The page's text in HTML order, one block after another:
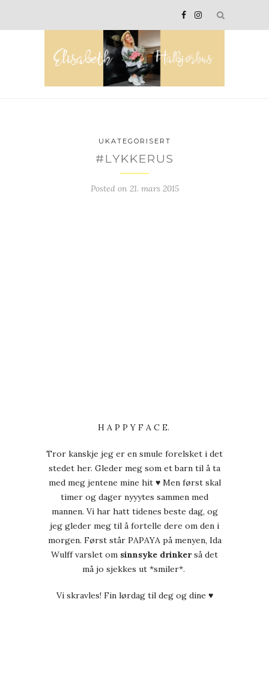
UKATEGORISERT
#LYKKERUS
Posted on 21. mars 2015
H A P P Y F A C E.
Tror kanskje jeg er en smule forelsket i det
stedet her. Gleder meg som et barn til å ta
med meg jentene mine hit ♥ Men først skal
timer og dager nyyytes sammen med
mannen. Vi har hatt tidenes beste dag, og
jeg gleder meg til å fortelle dere om den i
morgen. Først står PAPAYA på menyen, Ida
Wulff varslet om sinnsyke drinkerså det
må jo sjekkes ut *smiler*.
Vi skravles! Fin lørdag til deg og dine ♥